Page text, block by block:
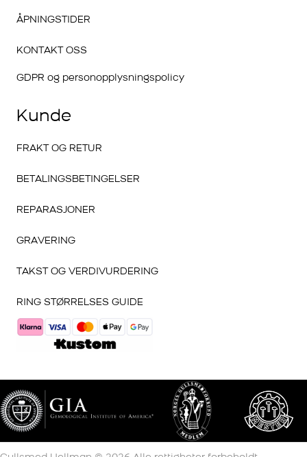
ÅPNINGSTIDER
KONTAKT OSS
GDPR og personopplysningspolicy
Kunde
FRAKT OG RETUR
BETALINGSBETINGELSER
REPARASJONER
GRAVERING
TAKST OG VERDIVURDERING
RING STØRRELSES GUIDE